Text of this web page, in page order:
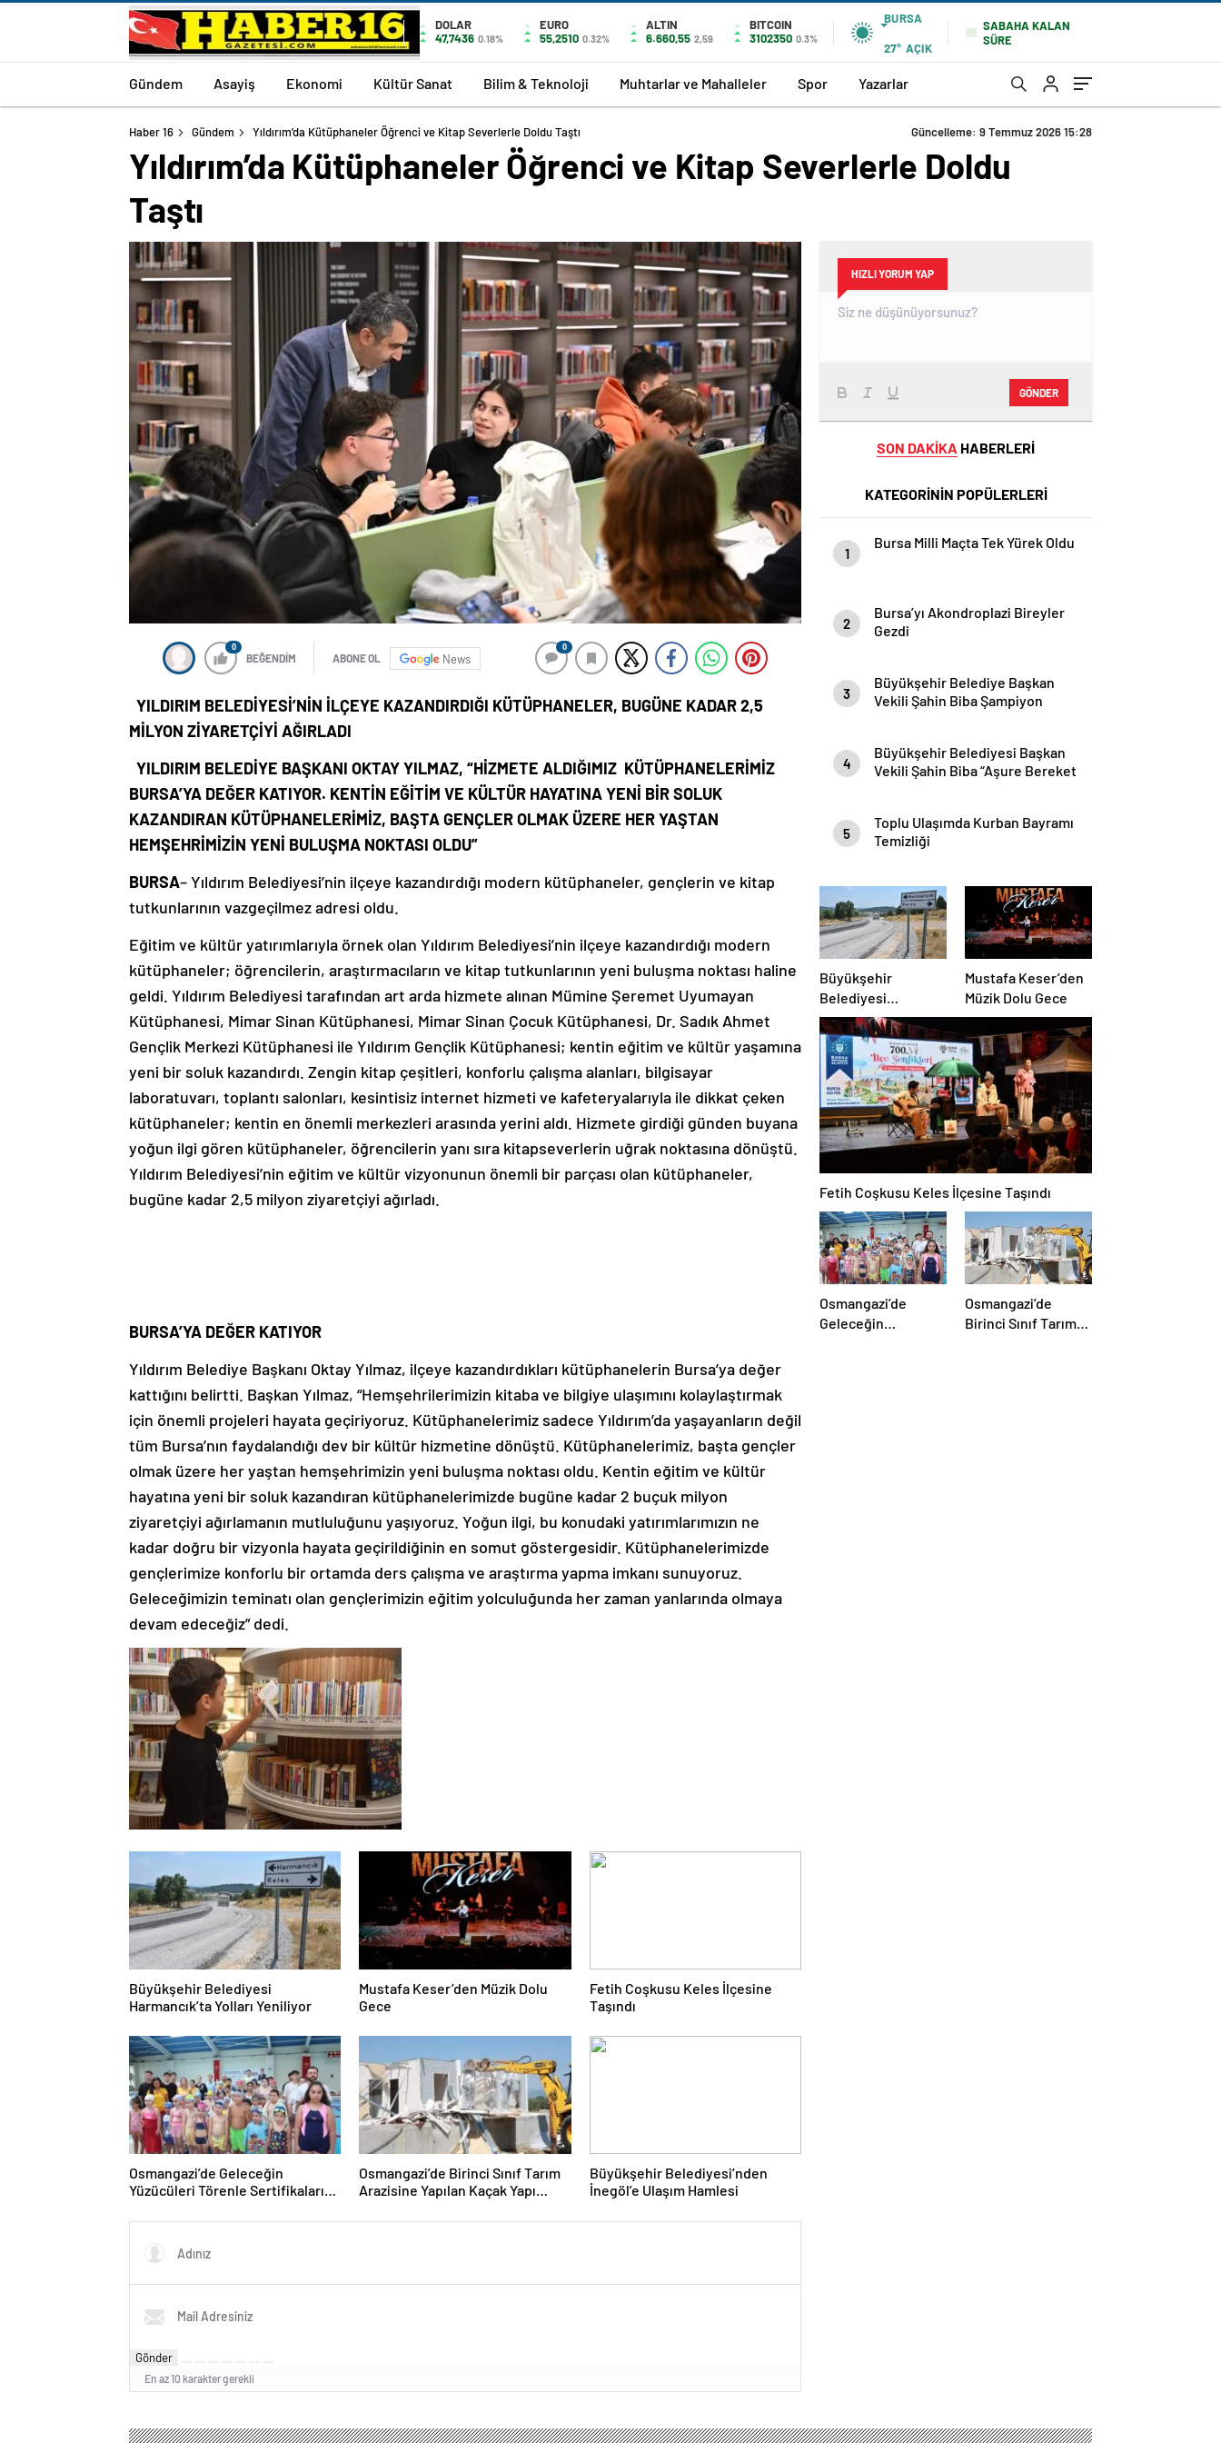
DOLAR
47,7436 0.18%
EURO
55,2510 0.32%
ALTIN
6.660,55 2,59
BITCOIN
3102350 0.3%
BURSA
27° AÇIK
SABAHA KALAN
SÜRE
Gündem Asayiş Ekonomi Kültür Sanat Bilim & Teknoloji Muhtarlar ve Mahalleler Spor Yazarlar
Haber 16 Gündem Yıldırım’da Kütüphaneler Öğrenci ve Kitap Severlerle Doldu Taştı Güncelleme: 9 Temmuz 2026 15:28
Yıldırım’da Kütüphaneler Öğrenci ve Kitap Severlerle Doldu
Taştı
0
BEĞENDİM ABONE OL News
0
YILDIRIM BELEDİYESİ’NİN İLÇEYE KAZANDIRDIĞI KÜTÜPHANELER, BUGÜNE KADAR 2,5
MİLYON ZİYARETÇİYİ AĞIRLADI
YILDIRIM BELEDİYE BAŞKANI OKTAY YILMAZ, “HİZMETE ALDIĞIMIZ KÜTÜPHANELERİMİZ
BURSA’YA DEĞER KATIYOR. KENTİN EĞİTİM VE KÜLTÜR HAYATINA YENİ BİR SOLUK
KAZANDIRAN KÜTÜPHANELERİMİZ, BAŞTA GENÇLER OLMAK ÜZERE HER YAŞTAN
HEMŞEHRİMİZİN YENİ BULUŞMA NOKTASI OLDU”
BURSA– Yıldırım Belediyesi’nin ilçeye kazandırdığı modern kütüphaneler, gençlerin ve kitap
tutkunlarının vazgeçilmez adresi oldu.
Eğitim ve kültür yatırımlarıyla örnek olan Yıldırım Belediyesi’nin ilçeye kazandırdığı modern
kütüphaneler; öğrencilerin, araştırmacıların ve kitap tutkunlarının yeni buluşma noktası haline
geldi. Yıldırım Belediyesi tarafından art arda hizmete alınan Mümine Şeremet Uyumayan
Kütüphanesi, Mimar Sinan Kütüphanesi, Mimar Sinan Çocuk Kütüphanesi, Dr. Sadık Ahmet
Gençlik Merkezi Kütüphanesi ile Yıldırım Gençlik Kütüphanesi; kentin eğitim ve kültür yaşamına
yeni bir soluk kazandırdı. Zengin kitap çeşitleri, konforlu çalışma alanları, bilgisayar
laboratuvarı, toplantı salonları, kesintisiz internet hizmeti ve kafeteryalarıyla ile dikkat çeken
kütüphaneler; kentin en önemli merkezleri arasında yerini aldı. Hizmete girdiği günden buyana
yoğun ilgi gören kütüphaneler, öğrencilerin yanı sıra kitapseverlerin uğrak noktasına dönüştü.
Yıldırım Belediyesi’nin eğitim ve kültür vizyonunun önemli bir parçası olan kütüphaneler,
bugüne kadar 2,5 milyon ziyaretçiyi ağırladı.
BURSA’YA DEĞER KATIYOR
Yıldırım Belediye Başkanı Oktay Yılmaz, ilçeye kazandırdıkları kütüphanelerin Bursa’ya değer
kattığını belirtti. Başkan Yılmaz, “Hemşehrilerimizin kitaba ve bilgiye ulaşımını kolaylaştırmak
için önemli projeleri hayata geçiriyoruz. Kütüphanelerimiz sadece Yıldırım’da yaşayanların değil
tüm Bursa’nın faydalandığı dev bir kültür hizmetine dönüştü. Kütüphanelerimiz, başta gençler
olmak üzere her yaştan hemşehrimizin yeni buluşma noktası oldu. Kentin eğitim ve kültür
hayatına yeni bir soluk kazandıran kütüphanelerimizde bugüne kadar 2 buçuk milyon
ziyaretçiyi ağırlamanın mutluluğunu yaşıyoruz. Yoğun ilgi, bu konudaki yatırımlarımızın ne
kadar doğru bir vizyonla hayata geçirildiğinin en somut göstergesidir. Kütüphanelerimizde
gençlerimize konforlu bir ortamda ders çalışma ve araştırma yapma imkanı sunuyoruz.
Geleceğimizin teminatı olan gençlerimizin eğitim yolculuğunda her zaman yanlarında olmaya
devam edeceğiz” dedi.
Büyükşehir Belediyesi
Harmancık’ta Yolları Yeniliyor
Mustafa Keser’den Müzik Dolu
Gece
Fetih Coşkusu Keles İlçesine
Taşındı
Osmangazi’de Geleceğin
Yüzücüleri Törenle Sertifikalarını
Osmangazi’de Birinci Sınıf Tarım
Arazisine Yapılan Kaçak Yapı
Büyükşehir Belediyesi’nden
İnegöl’e Ulaşım Hamlesi
Gönder
En az 10 karakter gerekli
HIZLI YORUM YAP
GÖNDER
SON DAKİKA HABERLERİ
KATEGORİNİN POPÜLERLERİ
1
Bursa Milli Maçta Tek Yürek Oldu
2
Bursa’yı Akondroplazi Bireyler
Gezdi
3
Büyükşehir Belediye Başkan
Vekili Şahin Biba Şampiyon
4
Büyükşehir Belediyesi Başkan
Vekili Şahin Biba “Aşure Bereket
5
Toplu Ulaşımda Kurban Bayramı
Temizliği
Büyükşehir
Belediyesi
Harmancık’ta Yolları
Yeniliyor
Mustafa Keser’den
Müzik Dolu Gece
Fetih Coşkusu Keles İlçesine Taşındı
Osmangazi’de
Geleceğin
Osmangazi’de
Birinci Sınıf Tarım